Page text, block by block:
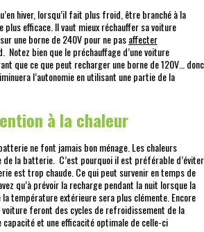
hiver, lorsqu’il fait plus froid, être branché à la
plus efficace. Il vaut mieux réchauffer sa voiture
une borne de 240V pour ne pasaffecter
Notez bien que le préchauffage d’une voiture
que ce que peut recharger une borne de 120V… donc
l’autonomie en utilisant une partie de la
à la chaleur
ne font jamais bon ménage. Les chaleurs
la batterie. C’est pourquoi il est préférable d’éviter
est trop chaude. Ce qui peut survenir en temps de
qu’à prévoir la recharge pendant la nuit lorsque la
température extérieure sera plus clémente. Encore
feront des cycles de refroidissement de la
et une efficacité optimale de celle-ci